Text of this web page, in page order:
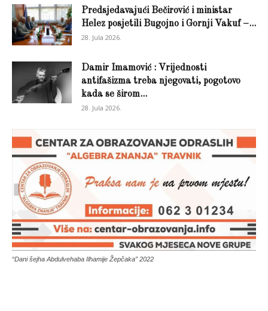
Predsjedavajući Bečirović i ministar
Helez posjetili Bugojno i Gornji Vakuf –...
28. Jula 2026.
Damir Imamović : Vrijednosti
antifašizma treba njegovati, pogotovo
kada se širom...
28. Jula 2026.
“Dani šejha Abdulvehaba Ilhamije Žepčaka” 2022